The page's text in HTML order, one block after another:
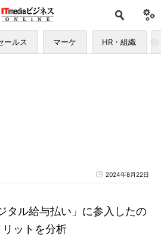
ールス マーケ HR・組織
2024年8月22日
タル給与払い」に参入したの
ットを分析